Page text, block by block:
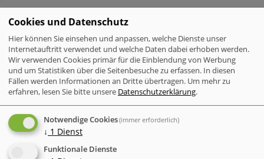
Bürodruckern
Malware Trends 2020: Ransomware, Datendiebstahl an
Universitäten und Banking Trojaner sind im Umlauf
Auf der linken Seite wird die Navigation angezeigt, die in
verschiedene Rubriken unterteilt wurde. Es führt jeweils ein
einfacher Textlink zu der betreffenden Rubrik.
Wichtiger Hinweis !
Für bei der Anwendung der vogestellten Programme wird
unterschiedlicher Windowssysteme, sowie entstandene
Schäden (z.B. Datenverlust, Zerstörung von Systemdateien
etc.) übernommen. Der Anwender nutzt diese Programme
somit auf eigene Gefahr !
Cookies und Datenschutz
Hier können Sie einsehen und anpassen, welche Dienste unser
Internetauftritt verwendet und welche Daten dabei erhoben werden.
Wir verwenden Cookies primär für die Einblendung von Werbung
und um Statistiken über die Seitenbesuche zu erfassen. In diesen
Fällen werden Informationen an Dritte übertragen. Um mehr zu
erfahren, lesen Sie bitte unsere Datenschutzerklärung.
Notwendige Cookies(immer erforderlich)
↓ 1 Dienst
Funktionale Dienste